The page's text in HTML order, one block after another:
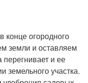
конце огородного
земли и оставляем
и ее
земельного участка.